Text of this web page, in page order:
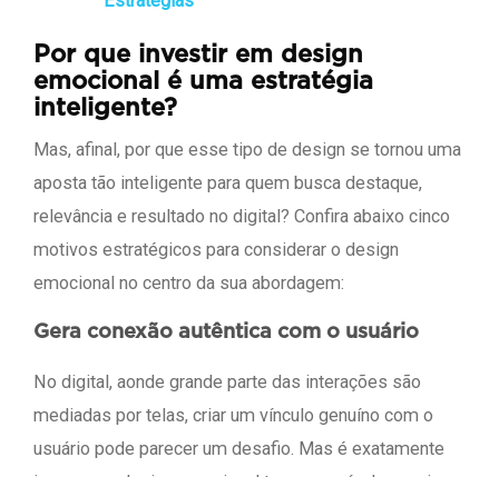
Por que investir em design
emocional é uma estratégia
inteligente?
Mas, afinal, por que esse tipo de design se tornou uma
aposta tão inteligente para quem busca destaque,
relevância e resultado no digital? Confira abaixo cinco
motivos estratégicos para considerar o design
emocional no centro da sua abordagem:
Gera conexão autêntica com o usuário
No digital, aonde grande parte das interações são
mediadas por telas, criar um vínculo genuíno com o
usuário pode parecer um desafio. Mas é exatamente